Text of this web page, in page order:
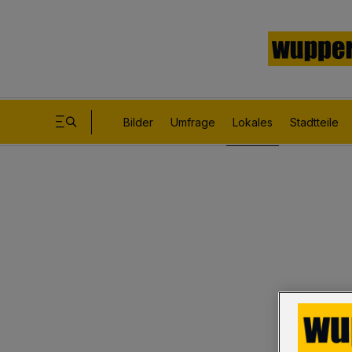
Bilder Umfrage Lokales Stadtteile